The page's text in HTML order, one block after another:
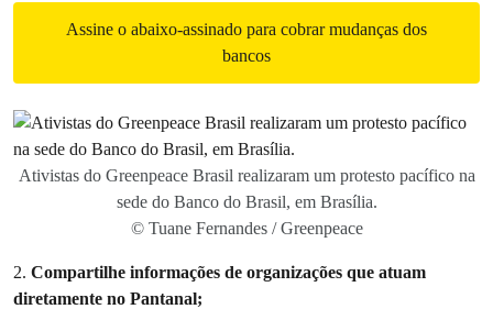
Assine o abaixo-assinado para cobrar mudanças dos
bancos
Ativistas do Greenpeace Brasil realizaram um protesto pacífico na
sede do Banco do Brasil, em Brasília.
© Tuane Fernandes / Greenpeace
2. Compartilhe informações de organizações que atuam
diretamente no Pantanal;